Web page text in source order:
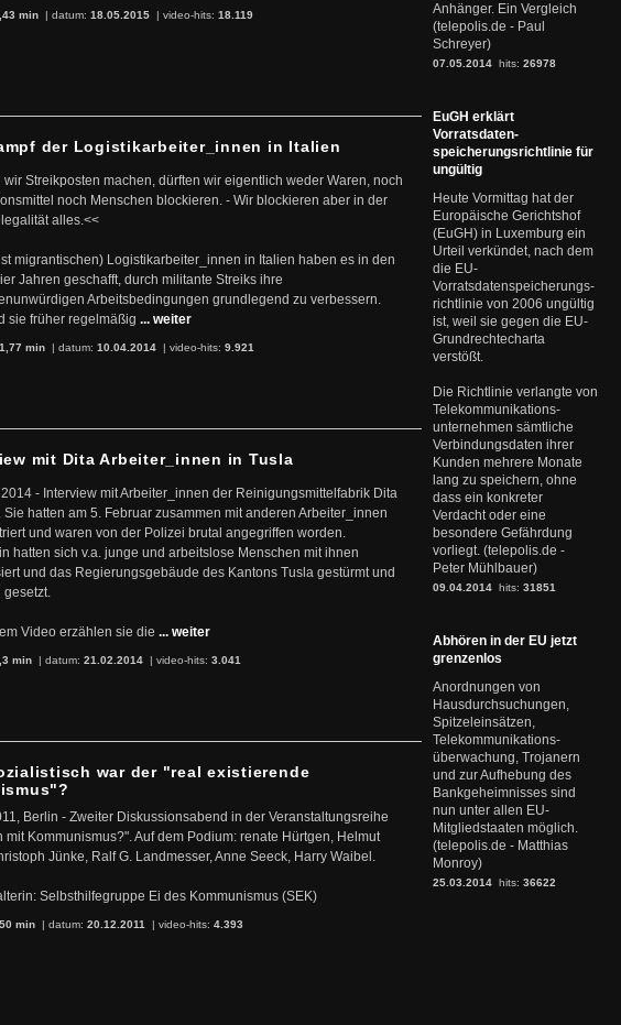
min | datum: 18.05.2015 | video-hits: 18.119
der Logistikarbeiter_innen in Italien
wir Streikposten machen, dürften wir eigentlich weder Waren, noch
noch Menschen blockieren. - Wir blockieren aber in der
alles.<<
migrantischen) Logistikarbeiter_innen in Italien haben es in den
Jahren geschafft, durch militante Streiks ihre
Arbeitsbedingungen grundlegend zu verbessern.
sie früher regelmäßig ... weiter
min | datum: 10.04.2014 | video-hits: 9.921
mit Dita Arbeiter_innen in Tusla
2014 - Interview mit Arbeiter_innen der Reinigungsmittelfabrik Dita
Sie hatten am 5. Februar zusammen mit anderen Arbeiter_innen
und waren von der Polizei brutal angegriffen worden.
hatten sich v.a. junge und arbeitslose Menschen mit ihnen
und das Regierungsgebäude des Kantons Tusla gestürmt und
gesetzt.
Video erzählen sie die ... weiter
min | datum: 21.02.2014 | video-hits: 3.041
war der "real existierende
Berlin - Zweiter Diskussionsabend in der Veranstaltungsreihe
mit Kommunismus?". Auf dem Podium: renate Hürtgen, Helmut
Jünke, Ralf G. Landmesser, Anne Seeck, Harry Waibel.
Selbsthilfegruppe Ei des Kommunismus (SEK)
min | datum: 20.12.2011 | video-hits: 4.393
Anhänger. Ein Vergleich
(telepolis.de - Paul
Schreyer)
07.05.2014 hits: 26978
EuGH erklärt
Vorratsdaten-
speicherungsrichtlinie für
ungültig
Heute Vormittag hat der
Europäische Gerichtshof
(EuGH) in Luxemburg ein
Urteil verkündet, nach dem
die EU-
Vorratsdatenspeicherungs-
richtlinie von 2006 ungültig
ist, weil sie gegen die EU-
Grundrechtecharta
verstößt.
Die Richtlinie verlangte von
Telekommunikations-
unternehmen sämtliche
Verbindungsdaten ihrer
Kunden mehrere Monate
lang zu speichern, ohne
dass ein konkreter
Verdacht oder eine
besondere Gefährdung
vorliegt. (telepolis.de -
Peter Mühlbauer)
09.04.2014 hits: 31851
Abhören in der EU jetzt
grenzenlos
Anordnungen von
Hausdurchsuchungen,
Spitzeleinsätzen,
Telekommunikations-
überwachung, Trojanern
und zur Aufhebung des
Bankgeheimnisses sind
nun unter allen EU-
Mitgliedstaaten möglich.
(telepolis.de - Matthias
Monroy)
25.03.2014 hits: 36622